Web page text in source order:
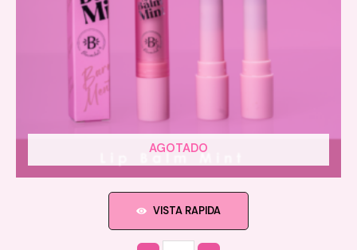
AGOTADO
VISTA RAPIDA
Quantity